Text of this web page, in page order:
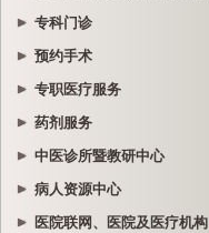
专科门诊
预约手术
专职医疗服务
药剂服务
中医诊所暨教研中心
病人资源中心
医院联网、医院及医疗机构